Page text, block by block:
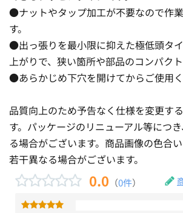
●ナットやタップ加工が不要なので作
す。
●出っ張りを最小限に抑えた極低頭タ
上がりで、狭い箇所や部品のコンパクト
●あらかじめ下穴を開けてからご使用く
品質向上のため予告なく仕様を変更す
す。パッケージのリニューアル等につ
る場合がございます。商品画像の色合
若干異なる場合がございます。
0.0 （0件）